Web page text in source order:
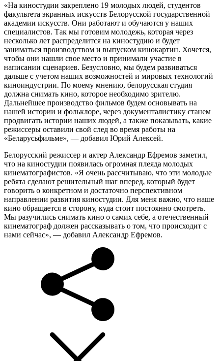
«На киностудии закреплено 19 молодых людей, студентов
факультета экранных искусств Белорусской государственной
академии искусств. Они работают и обучаются у наших
специалистов. Так мы готовим молодежь, которая через
несколько лет распределится на киностудию и будет
заниматься производством и выпуском кинокартин. Хочется,
чтобы они нашли свое место и принимали участие в
написании сценариев. Безусловно, мы будем развиваться
дальше с учетом наших возможностей и мировых технологий
киноиндустрии. По моему мнению, белорусская студия
должна снимать кино, которое необходимо зрителю.
Дальнейшее производство фильмов будем основывать на
нашей истории и фольклоре, через документалистику станем
продвигать истории наших людей, а также показывать, какие
режиссеры оставили свой след во время работы на
«Беларусьфильме», — добавил Юрий Алексей.
Белорусский режиссер и актер Александр Ефремов заметил,
что на киностудии появилась огромная плеяда молодых
кинематографистов. «Я очень рассчитываю, что эти молодые
ребята сделают решительный шаг вперед, который будет
говорить о конкретном и достаточно перспективном
направлении развития киностудии. Для меня важно, что наше
кино обращается в сторону, куда стоит постоянно смотреть.
Мы разучились снимать кино о самих себе, а отечественный
кинематограф должен рассказывать о том, что происходит с
нами сейчас», — добавил Александр Ефремов.